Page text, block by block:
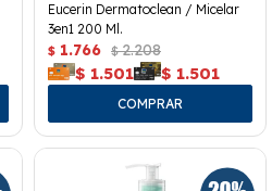
Eucerin Dermatoclean / Micelar
3en1 200 Ml.
$ 1.766 $ 2.208
$ 1.501 $ 1.501